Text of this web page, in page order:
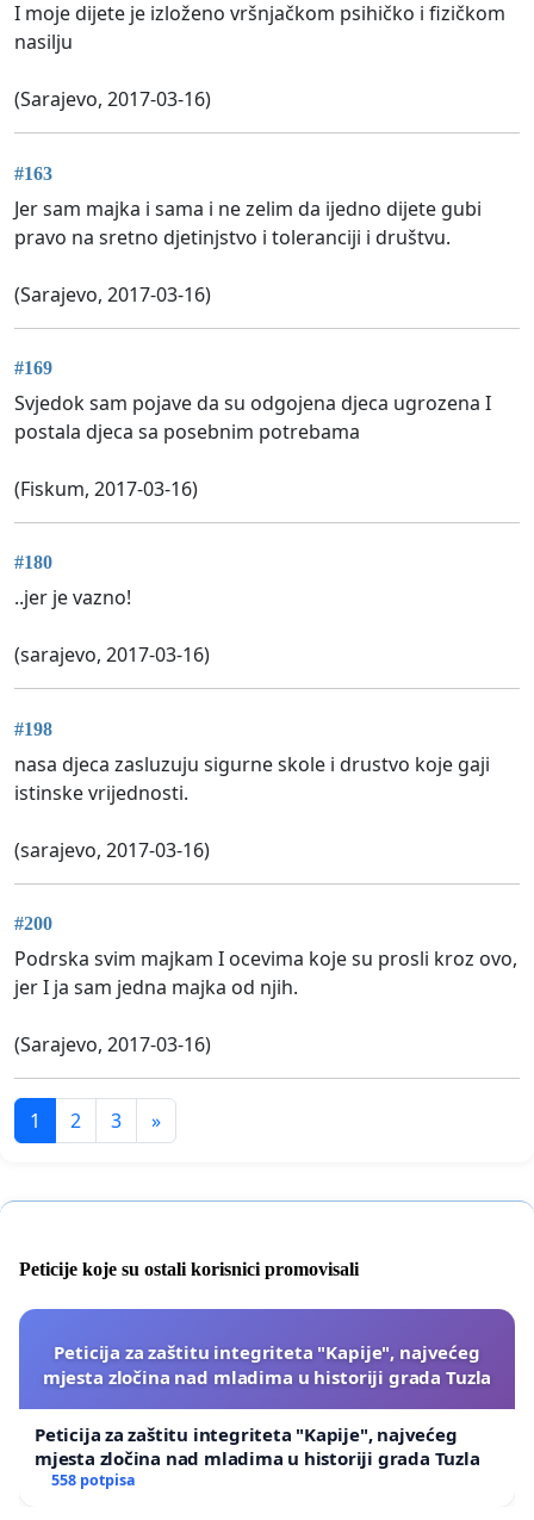
I moje dijete je izloženo vršnjačkom psihičko i fizičkom
nasilju
(Sarajevo, 2017-03-16)
#163
Jer sam majka i sama i ne zelim da ijedno dijete gubi
pravo na sretno djetinjstvo i toleranciji i društvu.
(Sarajevo, 2017-03-16)
#169
Svjedok sam pojave da su odgojena djeca ugrozena I
postala djeca sa posebnim potrebama
(Fiskum, 2017-03-16)
#180
..jer je vazno!
(sarajevo, 2017-03-16)
#198
nasa djeca zasluzuju sigurne skole i drustvo koje gaji
istinske vrijednosti.
(sarajevo, 2017-03-16)
#200
Podrska svim majkam I ocevima koje su prosli kroz ovo,
jer I ja sam jedna majka od njih.
(Sarajevo, 2017-03-16)
1 2 3 »
Peticije koje su ostali korisnici promovisali
Peticija za zaštitu integriteta "Kapije", najvećeg
mjesta zločina nad mladima u historiji grada Tuzla
Peticija za zaštitu integriteta "Kapije", najvećeg
mjesta zločina nad mladima u historiji grada Tuzla
558 potpisa